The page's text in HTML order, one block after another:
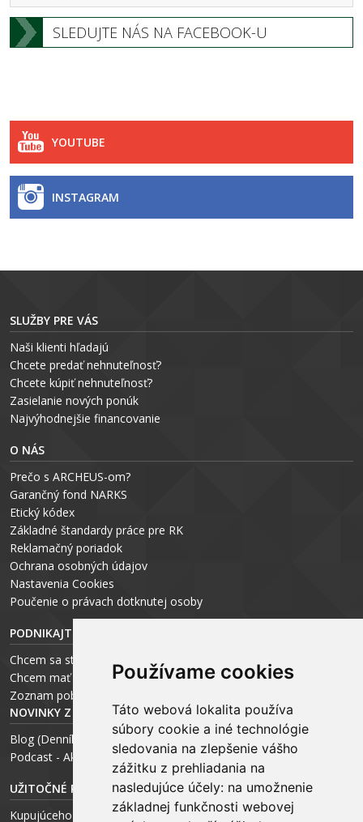
Používame cookies
Táto webová lokalita používa
súbory cookie a iné technológie
sledovania na zlepšenie vášho
zážitku z prehliadania na
nasledujúce účely: na umožnenie
základnej funkčnosti webovej
SLEDUJTE NÁS NA FACEBOOK-U
YOUTUBE
INSTAGRAM
SLUŽBY PRE VÁS
Naši klienti hľadajú
Chcete predať nehnuteľnosť?
Chcete kúpiť nehnuteľnosť?
Zasielanie nových ponúk
Najvýhodnejšie financovanie
O NÁS
Prečo s ARCHEUS-om?
Garančný fond NARKS
Etický kódex
Základné štandardy práce pre RK
Reklamačný poriadok
Ochrana osobných údajov
Nastavenia Cookies
Poučenie o právach dotknutej osoby
PODNIKAJTE S ARCHEUS-OM
Chcem sa stať realitným odborníkom
Chcem mať vlastnú kanceláriu
Zoznam pobočiek
NOVINKY Z MÉDIÍ
Blog (Denník N a Trend) – R. Štalmach
Podcast - Ako začínal ARCHEUS - R. Štalmach / CEO
UŽITOČNÉ RADY PRE
Kupujúceho